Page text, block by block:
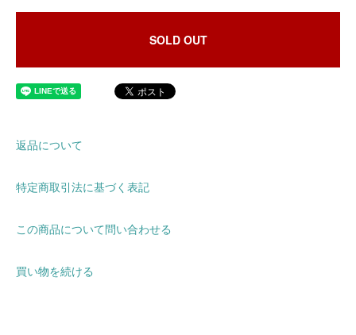
SOLD OUT
返品について
特定商取引法に基づく表記
この商品について問い合わせる
買い物を続ける